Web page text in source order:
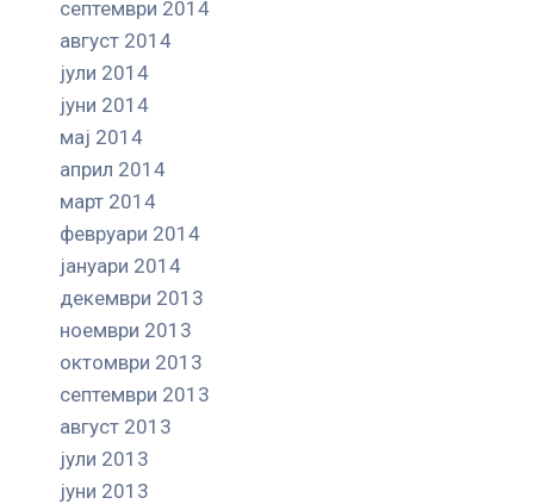
септември 2014
август 2014
јули 2014
јуни 2014
мај 2014
април 2014
март 2014
февруари 2014
јануари 2014
декември 2013
ноември 2013
октомври 2013
септември 2013
август 2013
јули 2013
јуни 2013